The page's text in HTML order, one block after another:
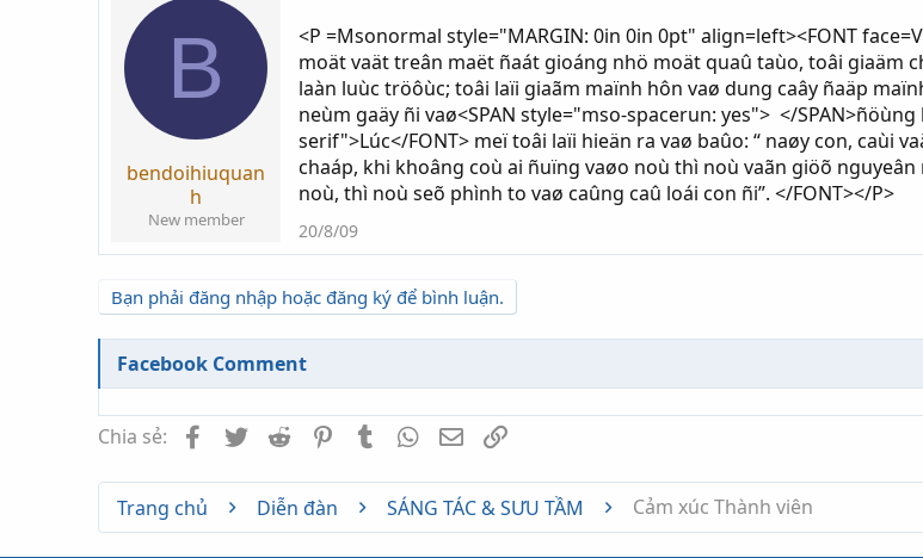
k
h
g
ử
B
bendoihiuquan
h
New member
<P =Msonormal style="MARGIN: 0in 0in 0pt" align=left><FONT
moät vaät treân maët ñaát gioáng nhö moät quaû taùo, toâi giaäm
laàn luùc tröôùc; toâi laïi giaãm maïnh hôn vaø dung caây ñaäp
neùm gaäy ñi vaø<SPAN style="mso-spacerun: yes"> </
serif">Lúc</FONT> meï toâi laïi hieän ra vaø baûo: “ naøy con, caùi
chaáp, khi khoâng coù ai ñuïng vaøo noù thì noù vaãn giöõ
noù, thì noù seõ phình to vaø caûng caû loái con ñi”. </FONT></P>
20/8/09
Bạn phải đăng nhập hoặc đăng ký để bình luận.
Facebook Comment
Chia sẻ: FacebookTwitterReddit PinterestTumblrWhatsApp
Email
Trang chủ Diễn đàn SÁNG TÁC & SƯU TẦM Cảm xúc Thành viên